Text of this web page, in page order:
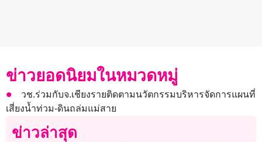
ข่าวยอดนิยมในหมวดหมู่
วช.ร่วมกับจ.เชียงรายติดตามนวัตกรรมบริหารจัดการแผนที่
เสี่ยงน้ำท่วม-ดินถล่มแม่สาย
ข่าวล่าสุด